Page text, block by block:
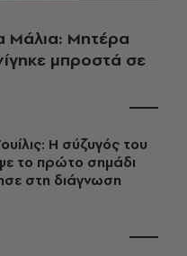
Μάλια: Μητέρα
μπροστά σε
Η σύζυγός του
το πρώτο σημάδι
στη διάγνωση